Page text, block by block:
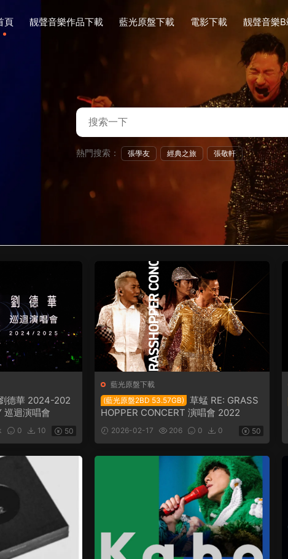
頁 靓聲音樂作品下載 藍光原盤下載 電影下載 靓聲音樂
熱門搜索： 張學友 經典之旅 張敬軒
德華 2024-202
巡迴演唱會
0 10 50
藍光原盤下載
(藍光原盤2BD 53.57GB)
草蜢 RE: GRASS
HOPPER CONCERT 演唱會 2022
2026-02-17 206 0 0 50